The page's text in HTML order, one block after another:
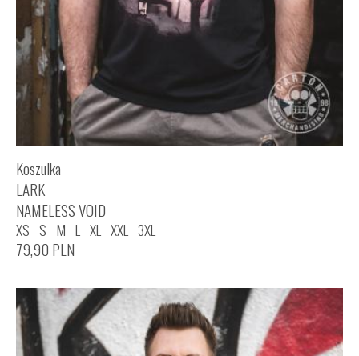
Koszulka
LARK
NAMELESS VOID
XS S M L XL XXL 3XL
79,90 PLN